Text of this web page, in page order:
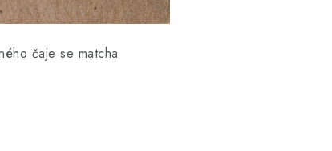
čaje se matcha